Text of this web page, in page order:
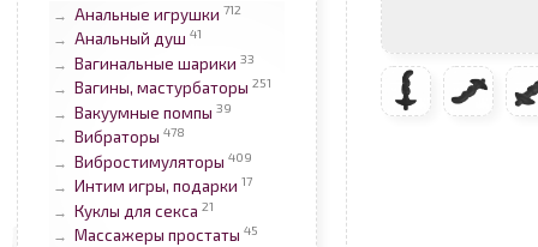
→ Анальные игрушки 712
→ Анальный душ 41
→ Вагинальные шарики 33
→ Вагины, мастурбаторы 251
→ Вакуумные помпы 39
→ Вибраторы 478
→ Вибростимуляторы 409
→ Интим игры, подарки 17
→ Куклы для секса 21
→ Массажеры простаты 45